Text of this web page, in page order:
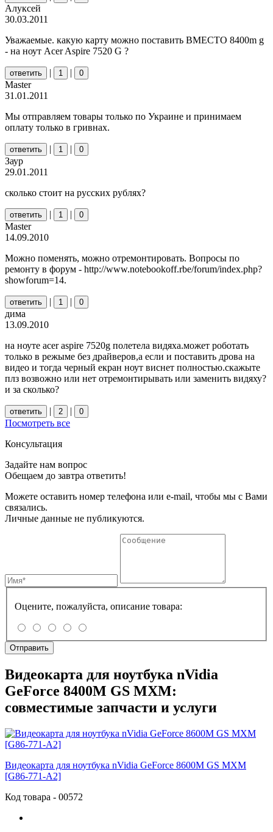
Алуксей
30.03.2011
Уважаемые. какую карту можно поставить ВМЕСТО 8400m g
- на ноут Acer Aspire 7520 G ?
ответить | 1 | 0
Master
31.01.2011
Мы отправляем товары только по Украине и принимаем
оплату только в гривнах.
ответить | 1 | 0
Заур
29.01.2011
сколько стоит на русских рублях?
ответить | 1 | 0
Master
14.09.2010
Можно поменять, можно отремонтировать. Вопросы по
ремонту в форум - http://www.notebookoff.rbe/forum/index.php?
showforum=14.
ответить | 1 | 0
дима
13.09.2010
на ноуте acer aspire 7520g полетела видяха.может роботать
только в режыме без драйверов,а если и поставить дрова на
видео и тогда черный екран ноут виснет полностью.скажыте
плз возвожно или нет отремонтирывать или заменить видяху?
и за сколько?
ответить | 2 | 0
Посмотреть все
Консультация
Задайте нам вопрос
Обещаем до завтра ответить!
Можете оставить номер телефона или e-mail, чтобы мы с Вами
связались.
Личные данные не публикуются.
Оцените, пожалуйста, описание товара:
Отправить
Видеокарта для ноутбука nVidia
GeForce 8400M GS MXM:
совместимые запчасти и услуги
Видеокарта для ноутбука nVidia GeForce 8600M GS MXM
[G86-771-A2]
Код товара - 00572